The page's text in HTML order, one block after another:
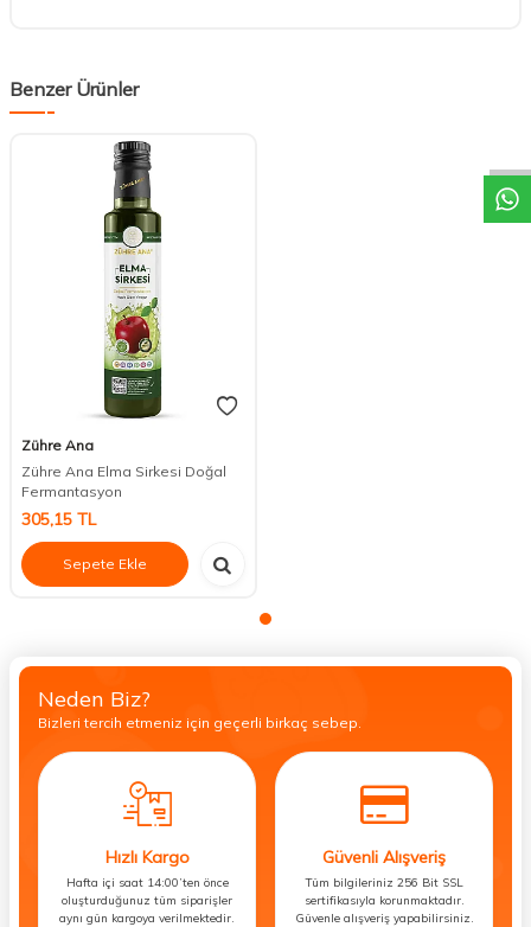
Benzer Ürünler
Zühre Ana
Zühre Ana Elma Sirkesi Doğal
Fermantasyon
305,15 TL
Sepete Ekle
Neden Biz?
Bizleri tercih etmeniz için geçerli birkaç sebep.
Hızlı Kargo
Hafta içi saat 14:00’ten önce
oluşturduğunuz tüm siparişler
aynı gün kargoya verilmektedir.
Güvenli Alışveriş
Tüm bilgileriniz 256 Bit SSL
sertifikasıyla korunmaktadır.
Güvenle alışveriş yapabilirsiniz.